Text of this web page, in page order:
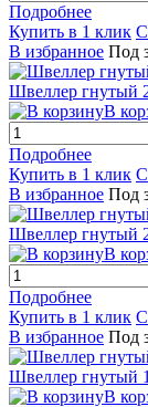
Подробнее
Купить в 1 клик
В избранное Под
Швеллер гнутый
В
Подробнее
Купить в 1 клик
В избранное Под
Швеллер гнутый
В
Подробнее
Купить в 1 клик
В избранное Под
Швеллер гнутый
В